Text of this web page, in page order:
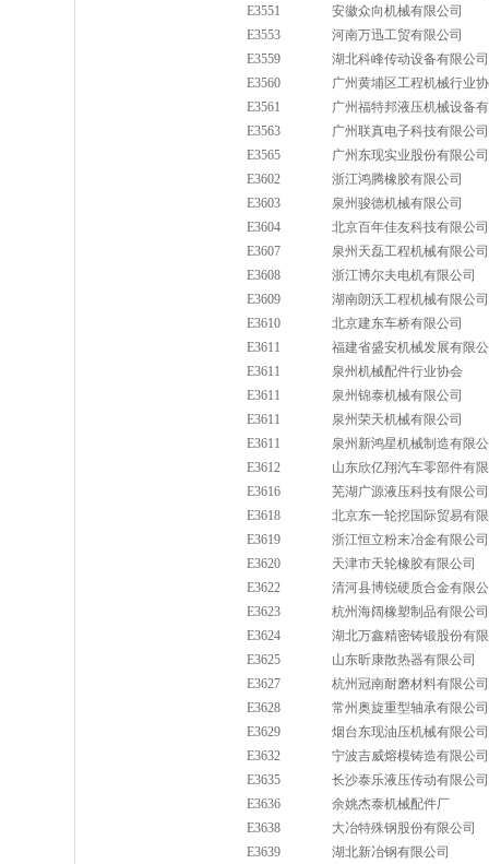
E3551
安徽众向机械有限公司
E3553
河南万迅工贸有限公司
E3559
湖北科峰传动设备有限公司
E3560
广州黄埔区工程机械行业
E3561
广州福特邦液压机械设备
E3563
广州联真电子科技有限公司
E3565
广州东现实业股份有限公司
E3602
浙江鸿腾橡胶有限公司
E3603
泉州骏德机械有限公司
E3604
北京百年佳友科技有限公司
E3607
泉州天磊工程机械有限公司
E3608
浙江博尔夫电机有限公司
E3609
湖南朗沃工程机械有限公司
E3610
北京建东车桥有限公司
E3611
福建省盛安机械发展有限
E3611
泉州机械配件行业协会
E3611
泉州锦泰机械有限公司
E3611
泉州荣天机械有限公司
E3611
泉州新鸿星机械制造有限
E3612
山东欣亿翔汽车零部件有
E3616
芜湖广源液压科技有限公司
E3618
北京东一轮挖国际贸易有
E3619
浙江恒立粉末冶金有限公司
E3620
天津市天轮橡胶有限公司
E3622
清河县博锐硬质合金有限
E3623
杭州海阔橡塑制品有限公司
E3624
湖北万鑫精密铸锻股份有
E3625
山东昕康散热器有限公司
E3627
杭州冠南耐磨材料有限公司
E3628
常州奥旋重型轴承有限公司
E3629
烟台东现油压机械有限公司
E3632
宁波吉威熔模铸造有限公司
E3635
长沙泰乐液压传动有限公司
E3636
余姚杰泰机械配件厂
E3638
大冶特殊钢股份有限公司
E3639
湖北新冶钢有限公司